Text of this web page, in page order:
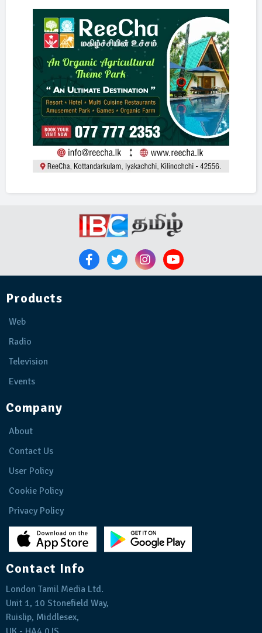
Products
Web
Radio
Television
Events
Company
About
Contact Us
User Policy
Cookie Policy
Privacy Policy
Contact Info
London Tamil Media Ltd.
Unit 1, 10 Stonefield Way,
Ruislip, Middlesex,